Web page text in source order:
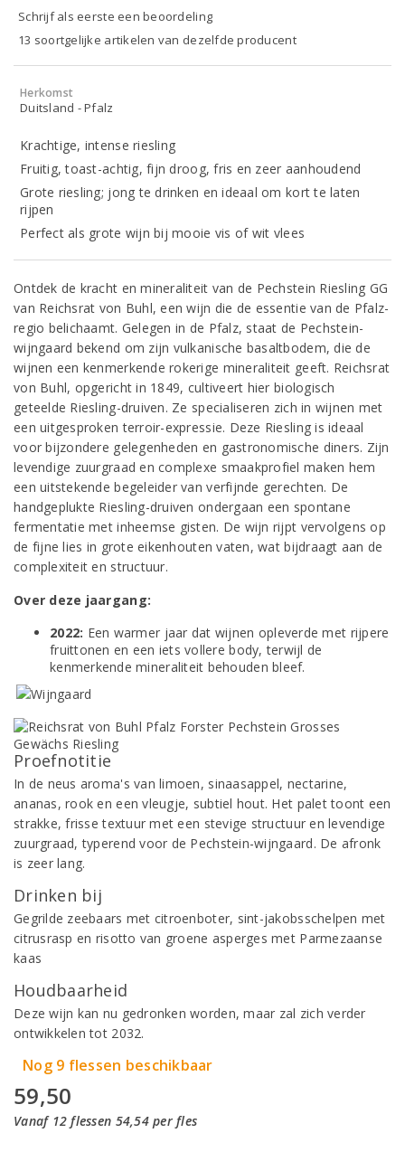
Schrijf als eerste een beoordeling
13 soortgelijke artikelen van dezelfde producent
Herkomst
Duitsland - Pfalz
Krachtige, intense riesling
Fruitig, toast-achtig, fijn droog, fris en zeer aanhoudend
Grote riesling; jong te drinken en ideaal om kort te laten
rijpen
Perfect als grote wijn bij mooie vis of wit vlees
Ontdek de kracht en mineraliteit van de Pechstein Riesling GG
van Reichsrat von Buhl, een wijn die de essentie van de Pfalz-
regio belichaamt.​ Gelegen in de Pfalz, staat de Pechstein-
wijngaard bekend om zijn vulkanische basaltbodem, die de
wijnen een kenmerkende rokerige mineraliteit geeft. Reichsrat
von Buhl, opgericht in 1849, cultiveert hier biologisch
geteelde Riesling-druiven. Ze specialiseren zich in wijnen met
een uitgesproken terroir-expressie.​ Deze Riesling is ideaal
voor bijzondere gelegenheden en gastronomische diners. Zijn
levendige zuurgraad en complexe smaakprofiel maken hem
een uitstekende begeleider van verfijnde gerechten.​ De
handgeplukte Riesling-druiven ondergaan een spontane
fermentatie met inheemse gisten. De wijn rijpt vervolgens op
de fijne lies in grote eikenhouten vaten, wat bijdraagt aan de
complexiteit en structuur.​
Over deze jaargang:
2022: Een warmer jaar dat wijnen opleverde met rijpere
fruittonen en een iets vollere body, terwijl de
kenmerkende mineraliteit behouden bleef.​
Proefnotitie
In de neus aroma's van limoen, sinaasappel, nectarine,
ananas, rook en een vleugje, subtiel hout. Het palet toont een
strakke, frisse textuur met een stevige structuur en levendige
zuurgraad, typerend voor de Pechstein-wijngaard. ​De afronk
is zeer lang.
Drinken bij
Gegrilde zeebaars met citroenboter, sint-jakobsschelpen met
citrusrasp en risotto van groene asperges met Parmezaanse
kaas
Houdbaarheid
Deze wijn kan nu gedronken worden, maar zal zich verder
ontwikkelen tot 2032.​
Nog 9 flessen beschikbaar
59,50
Vanaf 12 flessen 54,54 per fles